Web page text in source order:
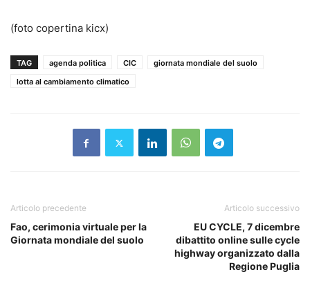
(foto copertina kicx)
TAG agenda politica CIC
giornata mondiale del suolo
lotta al cambiamento climatico
Articolo precedente
Fao, cerimonia virtuale per la
Giornata mondiale del suolo
Articolo successivo
EU CYCLE, 7 dicembre
dibattito online sulle cycle
highway organizzato dalla
Regione Puglia